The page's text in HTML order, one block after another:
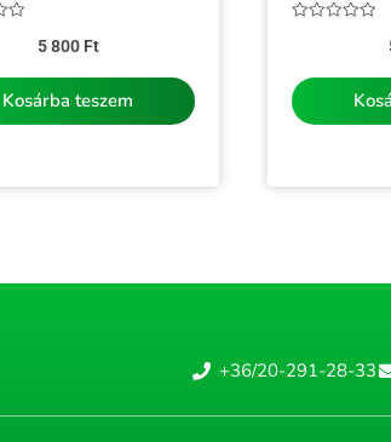
5 800 Ft
Kosárba teszem
+36/20-291-28-33